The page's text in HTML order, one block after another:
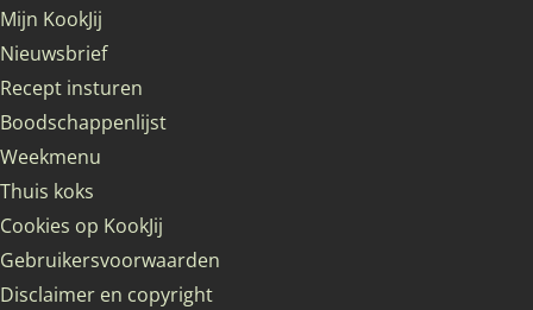
Mijn KookJij
Nieuwsbrief
Recept insturen
Boodschappenlijst
Weekmenu
Thuis koks
Cookies op KookJij
Gebruikersvoorwaarden
Disclaimer en copyright